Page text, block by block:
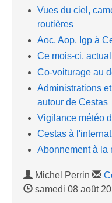
Vues du ciel,
routières
Aoc, Aop, Igp à
Ce mois-ci,
Co-voiturage au
Administrations
autour de Cestas
Vigilance météo
Cestas à
Abonnement à la
Michel Perrin
samedi 08 août